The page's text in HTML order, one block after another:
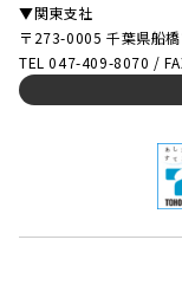
▼関東支社
〒273-0005 千葉県船
TEL 047-409-8070 /